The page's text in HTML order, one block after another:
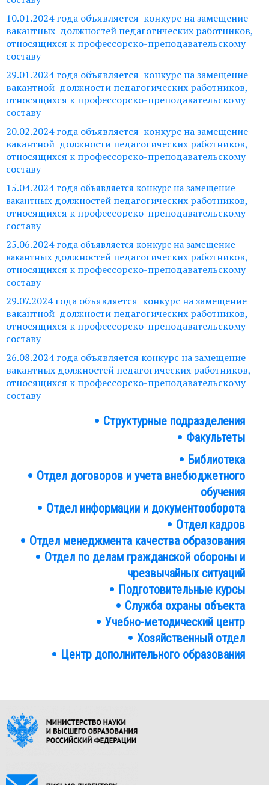
10.01.2024 года объявляется конкурс на замещение
вакантных должностей педагогических работников,
относящихся к профессорско-преподавательскому
составу
29.01.2024 года объявляется конкурс на замещение
вакантной должности педагогических работников,
относящихся к профессорско-преподавательскому
составу
20.02.2024 года объявляется конкурс на замещение
вакантной должности педагогических работников,
относящихся к профессорско-преподавательскому
составу
15.04.2024 года объявляется конкурс на замещение
вакантных должностей педагогических работников,
относящихся к профессорско-преподавательскому
составу
25.06.2024 года объявляется конкурс на замещение
вакантных должностей педагогических работников,
относящихся к профессорско-преподавательскому
составу
29.07.2024 года объявляется конкурс на замещение
вакантной должности педагогических работников,
относящихся к профессорско-преподавательскому
составу
26.08.2024 года объявляется конкурс на замещение
вакантных должностей педагогических работников,
относящихся к профессорско-преподавательскому
составу
Структурные подразделения
Факультеты
Библиотека
Отдел договоров и учета внебюджетного
обучения
Отдел информации и документооборота
Отдел кадров
Отдел менеджмента качества образования
Отдел по делам гражданской обороны и
чрезвычайных ситуаций
Подготовительные курсы
Служба охраны объекта
Учебно-методический центр
Хозяйственный отдел
Центр дополнительного образования